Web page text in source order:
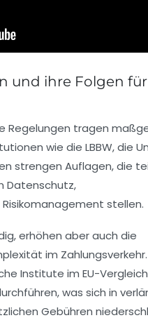
und ihre Folgen
Regelungen tragen
wie die LBBW, die
strengen Auflagen, die
Datenschutz,
stellen.
erhöhen aber auch die
im Zahlungsverkehr.
Institute im EU-Vergleich
was sich in
Gebühren